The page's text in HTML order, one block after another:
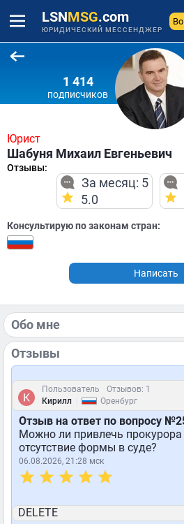
LSNMSG.com
ЮРИДИЧЕСКИЙ МЕССЕНДЖЕР
1 414
подписчиков
Юрист
Шабуня Михаил Евгеньевич
Отзывы:
За месяц: 5
5.0
Консультирую по законам стран:
Написать
Обо мне
Отзывы
Пользователь
Отзывов: 1
Кирилл
Оренбург
Отзыв на ответ по вопросу
Можно ли привлечь прокурора
отсутствие формы в суде?
06.08.2026, 21:28 мск
DELETE